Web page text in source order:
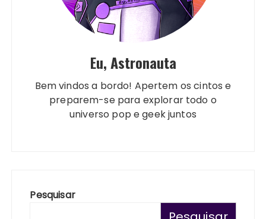
Eu, Astronauta
Bem vindos a bordo! Apertem os cintos e
preparem-se para explorar todo o
universo pop e geek juntos
Pesquisar